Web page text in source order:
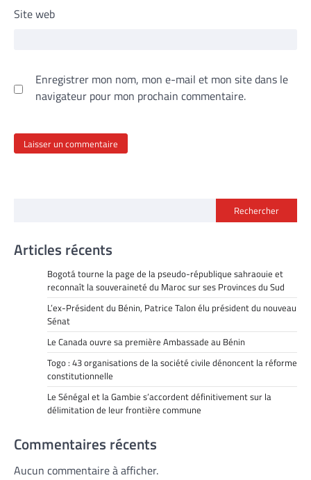
Site web
Enregistrer mon nom, mon e-mail et mon site dans le
navigateur pour mon prochain commentaire.
Rechercher
Articles récents
Bogotá tourne la page de la pseudo-république sahraouie et
reconnaît la souveraineté du Maroc sur ses Provinces du Sud
L’ex-Président du Bénin, Patrice Talon élu président du nouveau
Sénat
Le Canada ouvre sa première Ambassade au Bénin
Togo : 43 organisations de la société civile dénoncent la réforme
constitutionnelle
Le Sénégal et la Gambie s’accordent définitivement sur la
délimitation de leur frontière commune
Commentaires récents
Aucun commentaire à afficher.